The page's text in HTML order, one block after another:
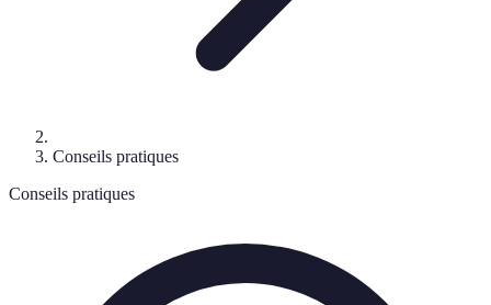
Conseils pratiques
Conseils pratiques